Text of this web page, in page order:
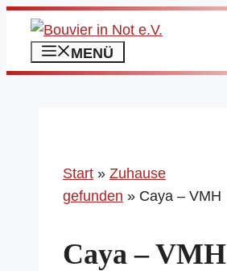
Zum
Inhalt
springen
MENÜ
Start » Zuhause
gefunden » Caya – VMH
Caya – VMH